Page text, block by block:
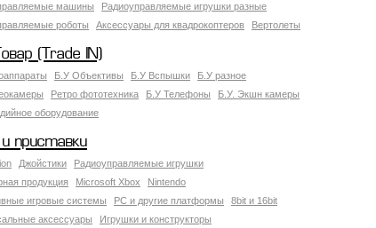
машины
Радиоуправляемые игрушки разные
роботы
Аксессуары для квадрокоптеров Вертолеты
(Trade IN)
Б.У Объективы Б.У Вспышки
Б.У разное
Ретро фототехника Б.У Телефоны
Б.У. Экшн камеры
оборудование
приставки
Джойстики
Радиоуправляемые игрушки
продукция
Microsoft Xbox
Nintendo
игровые системы
PC и другие платформы
8bit и 16bit
аксессуары
Игрушки и конструкторы